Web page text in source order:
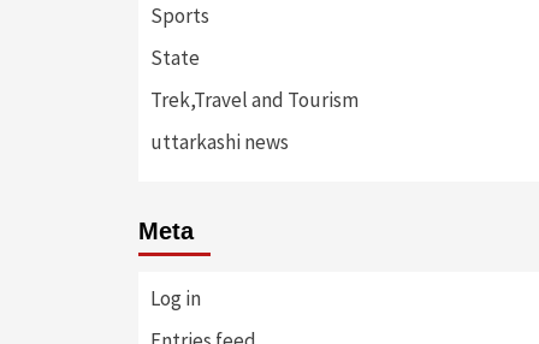
Sports
State
Trek,Travel and Tourism
uttarkashi news
Meta
Log in